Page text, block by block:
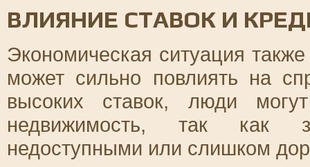
ВЛИЯНИЕ СТАВОК И
Экономическая ситуация
может сильно повлиять на
высоких ставок, люди
недвижимость, так как
недоступными или слишком